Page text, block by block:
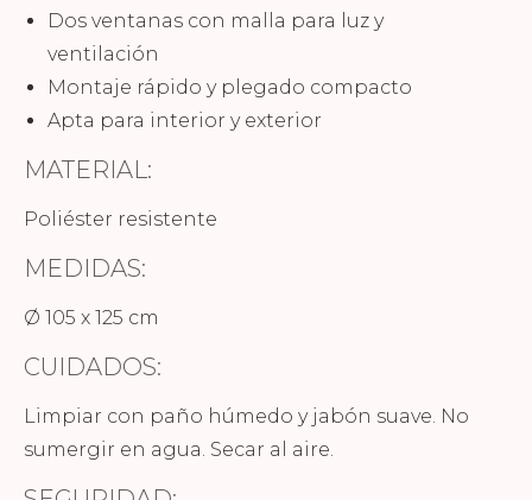
Dos ventanas con malla para luz y
ventilación
Montaje rápido y plegado compacto
Apta para interior y exterior
MATERIAL:
Poliéster resistente
MEDIDAS:
Ø 105 x 125 cm
CUIDADOS:
Limpiar con paño húmedo y jabón suave. No
sumergir en agua. Secar al aire.